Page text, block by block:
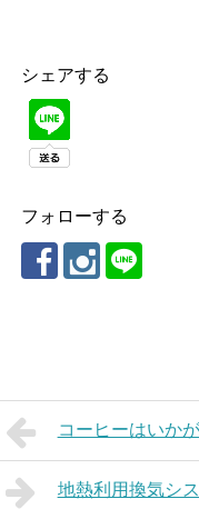
シェアする
フォローする
コーヒーはいか
地熱利用換気シ